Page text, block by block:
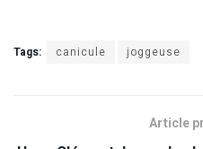
Tags: canicule joggeuse
Article